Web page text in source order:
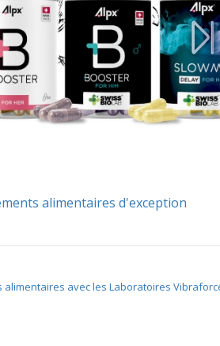
alimentaires d'exception
alimentaires avec les Laboratoires